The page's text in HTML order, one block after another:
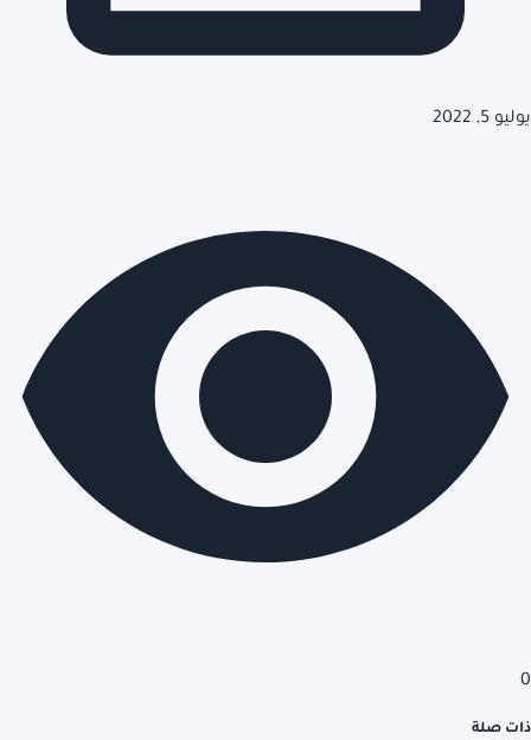
يوليو 5, 2022
0
ذات صلة